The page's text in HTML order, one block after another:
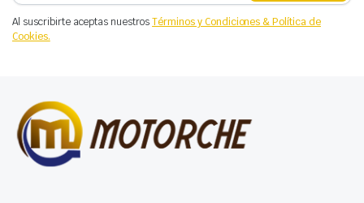
Al suscribirte aceptas nuestrosTérminos y Condiciones & Política de
Cookies.